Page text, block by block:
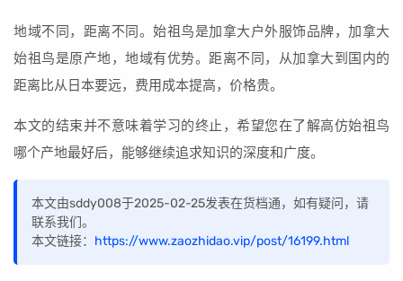
地域不同，距离不同。始祖鸟是加拿大户外服饰品牌，加拿大
始祖鸟是原产地，地域有优势。距离不同，从加拿大到国内的
距离比从日本要远，费用成本提高，价格贵。
本文的结束并不意味着学习的终止，希望您在了解高仿始祖鸟
哪个产地最好后，能够继续追求知识的深度和广度。
本文由sddy008于2025-02-25发表在货档通，如有疑问，请
联系我们。
本文链接： https://www.zaozhidao.vip/post/16199.html